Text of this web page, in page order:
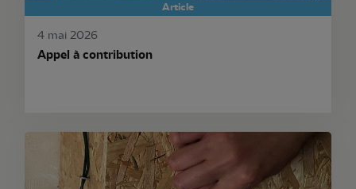
Article
4 mai 2026
Appel à contribution